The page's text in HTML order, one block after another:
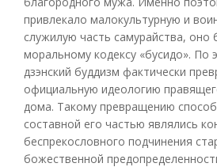
привлекало малокультурную и
служилую часть самурайства, оно
моральному кодексу «бусидо». По
дзэнский буддизм фактически
официальную идеологию
дома. Такому превращению
составной его частью являлись
беспрекословного подчинения
божественной